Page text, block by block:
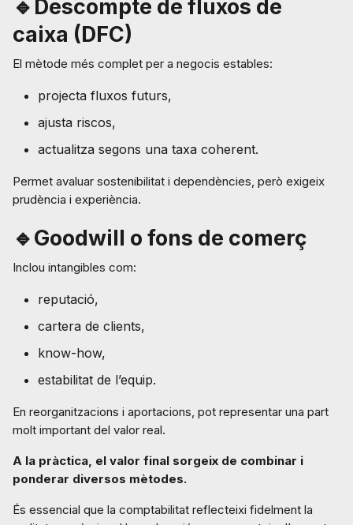
🔹Descompte de fluxos de
caixa (DFC)
El mètode més complet per a negocis estables:
projecta fluxos futurs,
ajusta riscos,
actualitza segons una taxa coherent.
Permet avaluar sostenibilitat i dependències, però exigeix
prudència i experiència.
🔹Goodwill o fons de comerç
Inclou intangibles com:
reputació,
cartera de clients,
know-how,
estabilitat de l’equip.
En reorganitzacions i aportacions, pot representar una part
molt important del valor real.
A la pràctica, el valor final sorgeix de combinar i
ponderar diversos mètodes.
És essencial que la comptabilitat reflecteixi fidelment la